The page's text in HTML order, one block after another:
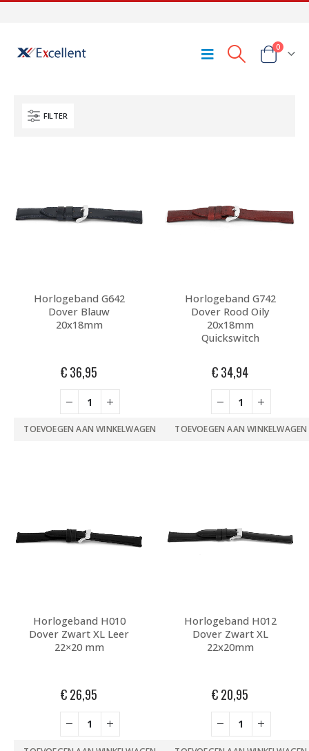
0
FILTER
Horlogeband G642
Dover Blauw
20x18mm
€36,95
TOEVOEGEN AAN WINKELWAGEN
Horlogeband G742
Dover Rood Oily
20x18mm
Quickswitch
€34,94
TOEVOEGEN AAN WINKELWAGEN
Horlogeband H010
Dover Zwart XL Leer
22×20 mm
€26,95
Horlogeband H012
Dover Zwart XL
22x20mm
€20,95